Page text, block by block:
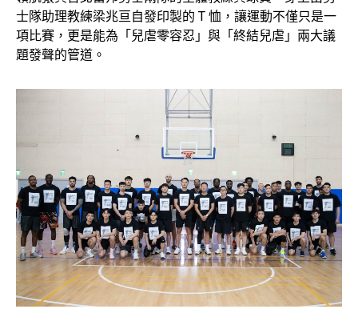
士隊助理教練梁兆亘自發印製的 T 恤，讓運動不僅只是一
項比賽，更是能為「兒虐零容忍」與「終結兒虐」兩大議
題發聲的管道。